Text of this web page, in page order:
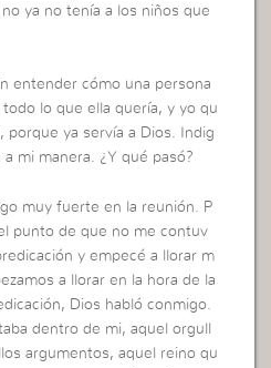
ya no tenía a los niños que
entender cómo una persona
lo que ella quería, y yo qu
porque ya servía a Dios. Indig
mi manera. ¿Y qué pasó?
muy fuerte en la reunión. P
punto de que no me contuv
y empecé a llorar m
a llorar en la hora de la
Dios habló conmigo.
dentro de mi, aquel orgull
argumentos, aquel reino qu